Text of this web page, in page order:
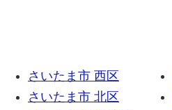
さいたま市 西区
さいたま市 北区